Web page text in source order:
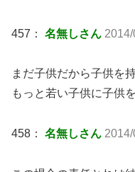
457： 名無しさん
まだ子供だから子供を
もっと若い子供に子供
458： 名無しさん